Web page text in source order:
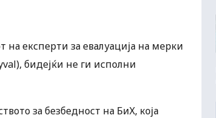
на експерти за евалуација на мерки
бидејќи не ги исполни
за безбедност на БиХ, која